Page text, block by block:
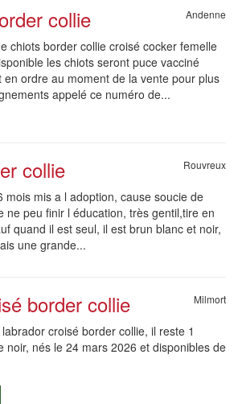
collie Andenne
chiots border collie croisé cocker femelle
les chiots seront puce vacciné
en ordre au moment de la vente pour plus
appelé ce numéro de...
collie Rouvreux
mois mis a l adoption, cause soucie de
ne peu finir l éducation, très gentil,tire en
quand il est seul, il est brun blanc et noir,
une grande...
border collie Milmort
croisé border collie, il reste 1
noir, nés le 24 mars 2026 et disponibles de